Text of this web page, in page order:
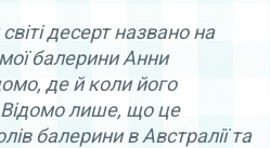
десерт названо на
балерини Анни
де й коли його
лише, що це
балерини в Австралії та